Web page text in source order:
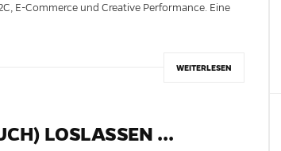
E-Commerce und Creative Performance. Eine
WEITERLESEN
LOSLASSEN ...